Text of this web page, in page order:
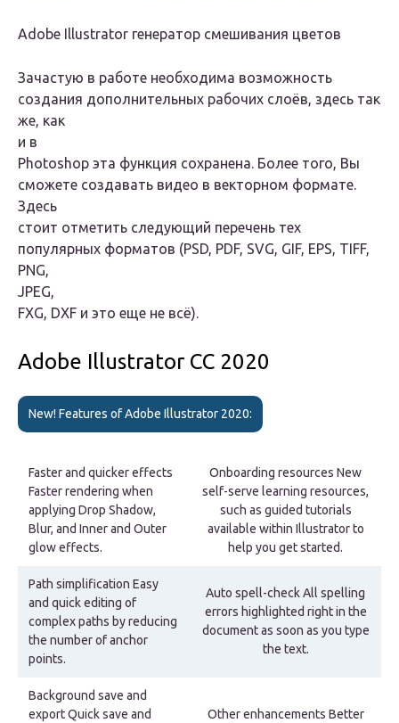
Adobe Illustrator генератор смешивания цветов
Зачастую в работе необходима возможность
создания дополнительных рабочих слоёв, здесь так
же, как
и в
Photoshop эта функция сохранена. Более того, Вы
сможете создавать видео в векторном формате.
Здесь
стоит отметить следующий перечень тех
популярных форматов (PSD, PDF, SVG, GIF, EPS, TIFF,
PNG,
JPEG,
FXG, DXF и это еще не всё).
Adobe Illustrator CC 2020
New! Features of Adobe Illustrator 2020:
Faster and quicker effects
Faster rendering when
applying Drop Shadow,
Blur, and Inner and Outer
glow effects.
Onboarding resources New
self-serve learning resources,
such as guided tutorials
available within Illustrator to
help you get started.
Path simplification Easy
and quick editing of
complex paths by reducing
the number of anchor
points.
Auto spell-check All spelling
errors highlighted right in the
document as soon as you type
the text.
Background save and
export Quick save and
Other enhancements Better